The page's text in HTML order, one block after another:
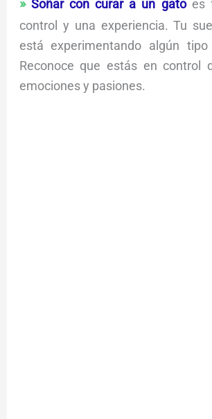
Soñar con curar a un gatoes
control y una experiencia. Tu
está experimentando algún
Reconoce que estás en control
emociones y pasiones.